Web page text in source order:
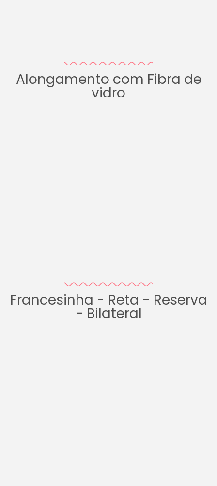
Alongamento com Fibra de
vidro
Francesinha - Reta - Reserva
- Bilateral